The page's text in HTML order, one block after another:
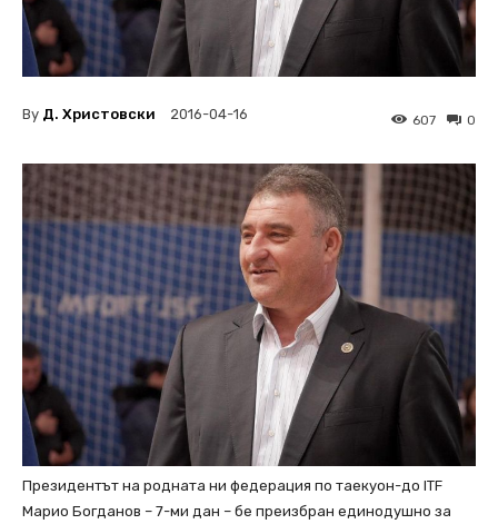
By Д. Христовски 2016-04-16 0
607
Президентът на родната ни федерация по таекуон-до ITF
Mарио Богданов – 7-ми дан – бе преизбран единодушно за